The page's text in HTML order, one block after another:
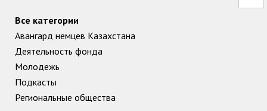
Все категории
Авангард немцев Казахстана
Деятельность фонда
Молодежь
Подкасты
Региональные общества